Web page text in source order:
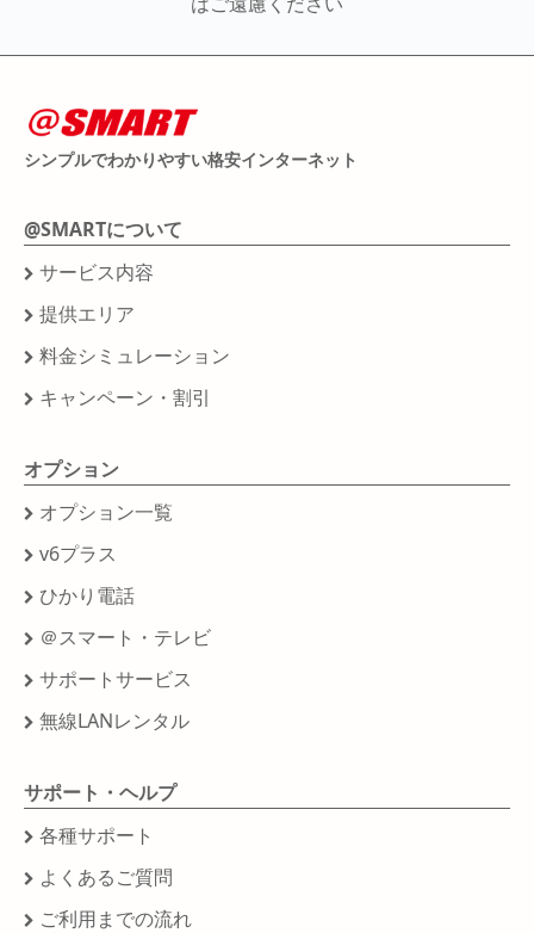
シンプルでわかりやすい格安インターネット
@SMARTについて
サービス内容
提供エリア
料金シミュレーション
キャンペーン・割引
オプション
オプション一覧
v6プラス
ひかり電話
＠スマート・テレビ
サポートサービス
無線LANレンタル
サポート・ヘルプ
各種サポート
よくあるご質問
ご利用までの流れ